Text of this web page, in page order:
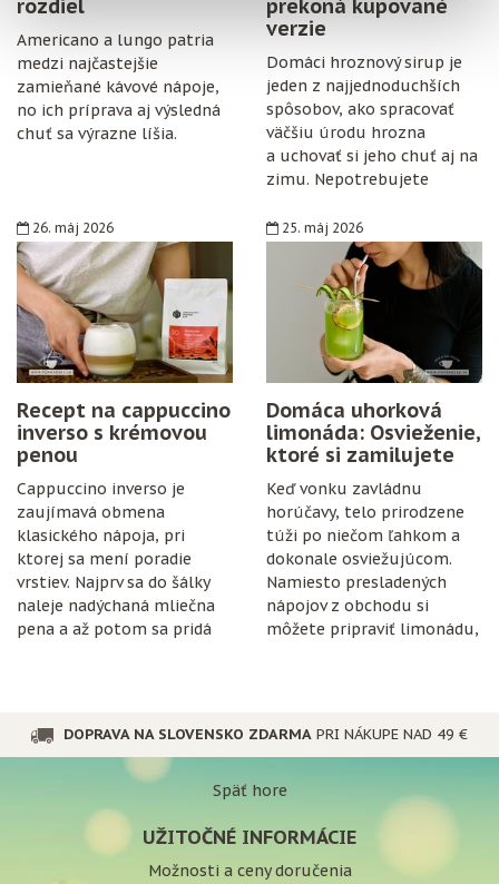
rozdiel
Americano a lungo patria
medzi najčastejšie
zamieňané kávové nápoje,
no ich príprava aj výsledná
chuť sa výrazne líšia.
prekoná kupované
verzie
Domáci hroznový sirup je
jeden z najjednoduchších
spôsobov, ako spracovať
väčšiu úrodu hrozna
a uchovať si jeho chuť aj na
zimu. Nepotrebujete
konzervanty ani zložitý
postup. Stačí zrelé hrozno,
cukor, citrón, čisté fľaše
a trochu trpezlivosti.
26. máj 2026
Recept na cappuccino
inverso s krémovou
penou
Cappuccino inverso je
zaujímavá obmena
klasického nápoja, pri
ktorej sa mení poradie
vrstiev. Najprv sa do šálky
naleje nadýchaná mliečna
pena a až potom sa pridá
25. máj 2026
Domáca uhorková
limonáda: Osvieženie,
ktoré si zamilujete
Keď vonku zavládnu
horúčavy, telo prirodzene
túži po niečom ľahkom a
dokonale osviežujúcom.
Namiesto presladených
nápojov z obchodu si
môžete pripraviť limonádu,
DOPRAVA NA SLOVENSKO ZDARMA PRI NÁKUPE NAD 49 €
Späť hore
UŽITOČNÉ INFORMÁCIE
Možnosti a ceny doručenia